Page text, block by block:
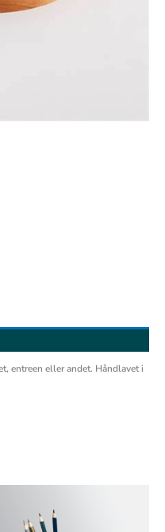
entreen eller andet. Håndlavet i